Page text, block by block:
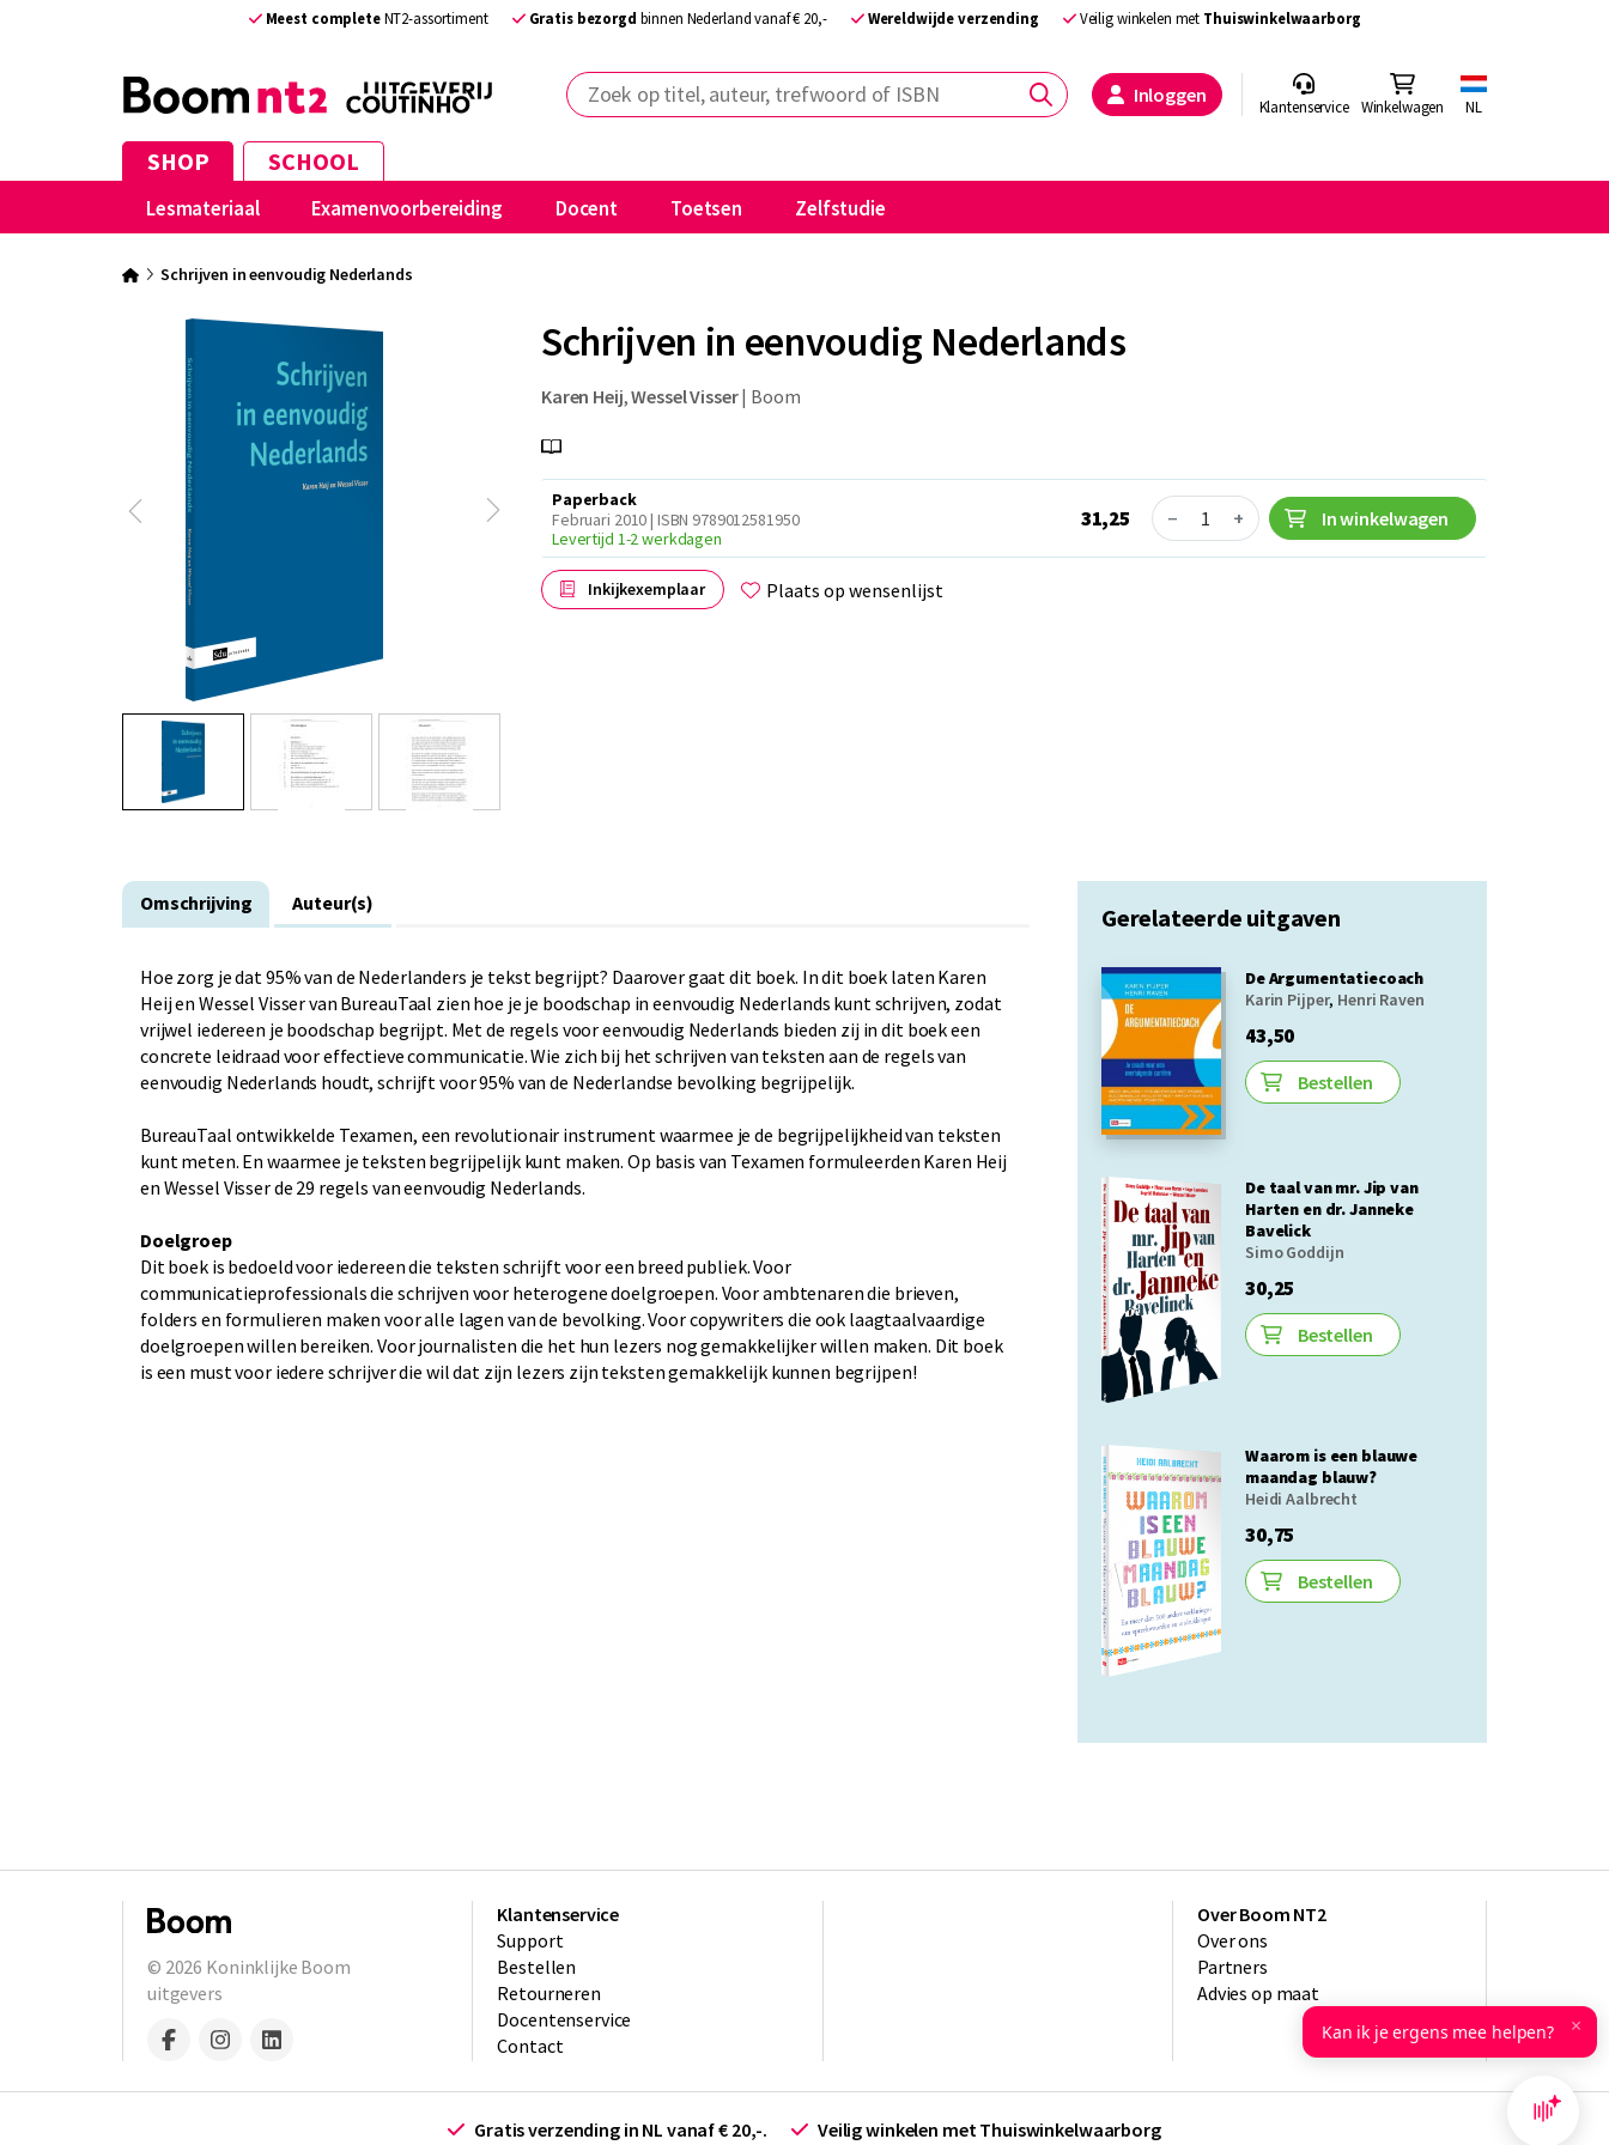
Meest completeNT2-assortiment Gratis bezorgd binnen Nederland vanaf € 20,- Wereldwijde verzending Veilig winkelen met Thuiswinkelwaarborg
Zoek op titel, auteur, trefwoord of ISBN Inloggen Klantenservice Winkelwagen NL
SHOP SCHOOL
Lesmateriaal Examenvoorbereiding Docent Toetsen Zelfstudie
Schrijven in eenvoudig Nederlands
Schrijven in eenvoudig Nederlands
Karen Heij,Wessel Visser| Boom
Paperback
Februari 2010 | ISBN 9789012581950
Levertijd 1-2 werkdagen
31,25 Quantity
− + In winkelwagen
Inkijkexemplaar Plaats op wensenlijst
Omschrijving Auteur(s)
Hoe zorg je dat 95% van de Nederlanders je tekst begrijpt? Daarover gaat dit boek. In dit boek laten Karen
Heij en Wessel Visser van BureauTaal zien hoe je je boodschap in eenvoudig Nederlands kunt schrijven, zodat
vrijwel iedereen je boodschap begrijpt. Met de regels voor eenvoudig Nederlands bieden zij in dit boek een
concrete leidraad voor effectieve communicatie. Wie zich bij het schrijven van teksten aan de regels van
eenvoudig Nederlands houdt, schrijft voor 95% van de Nederlandse bevolking begrijpelijk.
BureauTaal ontwikkelde Texamen, een revolutionair instrument waarmee je de begrijpelijkheid van teksten
kunt meten. En waarmee je teksten begrijpelijk kunt maken. Op basis van Texamen formuleerden Karen Heij
en Wessel Visser de 29 regels van eenvoudig Nederlands.
Doelgroep
Dit boek is bedoeld voor iedereen die teksten schrijft voor een breed publiek. Voor
communicatieprofessionals die schrijven voor heterogene doelgroepen. Voor ambtenaren die brieven,
folders en formulieren maken voor alle lagen van de bevolking. Voor copywriters die ook laagtaalvaardige
doelgroepen willen bereiken. Voor journalisten die het hun lezers nog gemakkelijker willen maken. Dit boek
is een must voor iedere schrijver die wil dat zijn lezers zijn teksten gemakkelijk kunnen begrijpen!
Gerelateerde uitgaven
De Argumentatiecoach
Karin Pijper, Henri Raven
43,50
Bestellen
De taal van mr. Jip van
Harten en dr. Janneke
Bavelick
Simo Goddijn
30,25
Bestellen
Waarom is een blauwe
maandag blauw?
Heidi Aalbrecht
30,75
Bestellen
© 2026 Koninklijke Boom
uitgevers
Klantenservice
Support
Bestellen
​Retourneren
Docentenservice
Contact
Over Boom NT2
Over ons
Partners
Advies op maat
Gratis verzending in NL vanaf € 20,-. Veilig winkelen met Thuiswinkelwaarborg
Kan ik je ergens mee helpen? ×